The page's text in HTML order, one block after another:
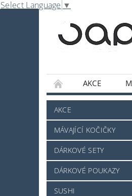
Select Language ▼
AKCE
NABE
SLADKOSTI A
JAPONSKÉ NÁDOBÍ
PRO ZVÍŘÁTKA -
NAPIŠTE NÁM
AKCE
MÁVAJÍCÍ KOČIČKY
DÁRKOVÉ SETY
DÁRKOVÉ POUKAZY
SUSHI